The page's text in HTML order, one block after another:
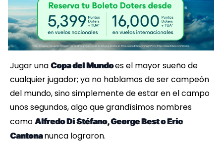
Jugar una Copa del Mundoes el mayor sueño de
cualquier jugador; ya no hablamos de ser campeón
del mundo, sino simplemente de estar en el campo
unos segundos, algo que grandísimos nombres
como Alfredo Di Stéfano, George Best o Eric
Cantonanunca lograron.